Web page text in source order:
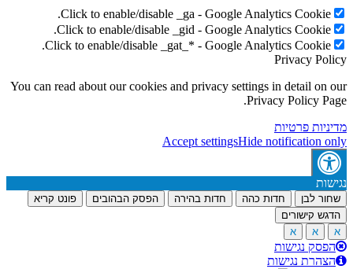
Click to enable/disable _ga - Google
Click to enable/disable _gid - Google
Click to enable/disable _gat_* - Google
You can read about our cookies and privacy settings
Accept settingsHide
כהה חדות בהירה הפסק הבהובים פונט קריא